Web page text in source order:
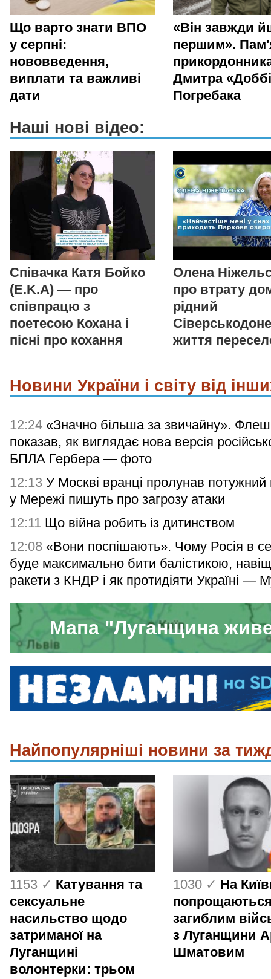
Що варто знати ВПО
у серпні:
нововведення,
виплати та важливі
дати
«Він завжди
першим».
Дмитра
Погребака
Наші нові відео:
Співачка Катя Бойко
(E.K.A) — про
співпрацю з
поетесою Кохана і
пісні про кохання
Олена
про втрату
рідний
життя
Новини України і світу від
12:24 «Значно більша за звичайну». Флеш
показав, як виглядає нова версія
БПЛА Гербера — фото
12:13 У Москві вранці пролунав потужний
у Мережі пишуть про загрозу атаки
12:11 Що війна робить із дитинством
12:08 «Вони поспішають». Чому Росія в
буде максимально бити балістикою,
ракети з КНДР і як протидіяти Україні —
Мапа "Луганщина
Найпопулярніші новини за
1153 ✓ Катування та
сексуальне
насильство щодо
затриманої на
Луганщині
волонтерки: трьом
1030 ✓ На
загиблим
з Луганщини
Шматовим